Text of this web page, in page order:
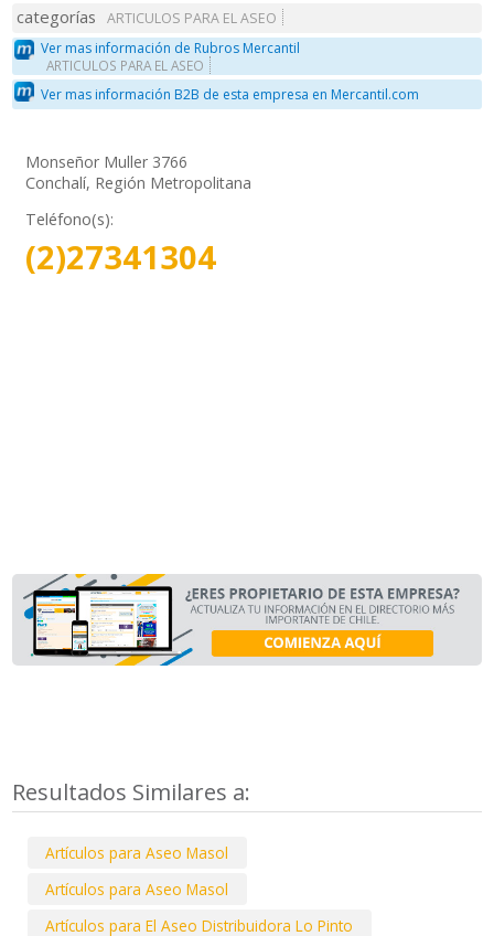
categorías
ARTICULOS PARA EL ASEO
Ver mas información de Rubros Mercantil
ARTICULOS PARA EL ASEO
Ver mas información B2B de esta empresa en Mercantil.com
Monseñor Muller 3766
Conchalí, Región Metropolitana
Teléfono(s):
(2)27341304
Resultados Similares a:
Artículos para Aseo Masol
Artículos para Aseo Masol
Artículos para El Aseo Distribuidora Lo Pinto